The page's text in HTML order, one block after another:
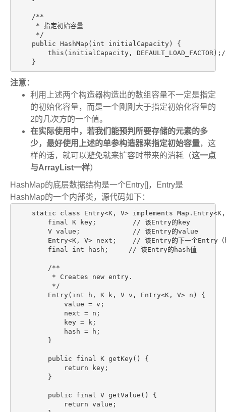
    /**
     * 指定初始容量
     */
    public HashMap(int initialCapacity) {
this(initialCapacity, DEFAULT_LOAD_FACTOR);//
    }
注意：
利用上述两个构造器构造出的数组容量不一定是指定
的初始化容量，而是一个刚刚大于指定初始化容量的
2的几次方的一个值。
在实际使用中，若我们能预判所要存储的元素的多
少，最好使用上述的单参构造器来指定初始容量，这
样的话，就可以避免就来扩容时带来的消耗（这一点
与ArrayList一样）
HashMap的底层数据结构是一个Entry[]，Entry是
HashMap的一个内部类，源代码如下：
static class Entry<K, V> implements
        final K key;         // 该Entry的key
        V value;             // 该Entry的value
Entry<K, V> next;    // 该Entry的下一个Entry（
        final int hash;     // 该Entry的hash值
        /**
         * Creates new entry.
         */
        Entry(int h, K k, V v, Entry<K, V> n) {
            value = v;
            next = n;
            key = k;
            hash = h;
        }
        public final K getKey() {
            return key;
        }
        public final V getValue() {
            return value;